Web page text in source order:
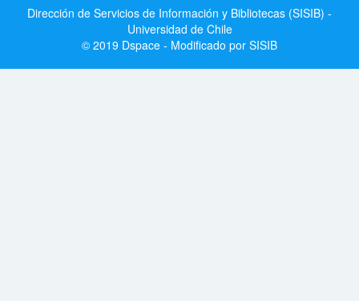
Dirección de Servicios de Información y Bibliotecas (SISIB) -
Universidad de Chile
© 2019 Dspace - Modificado por SISIB